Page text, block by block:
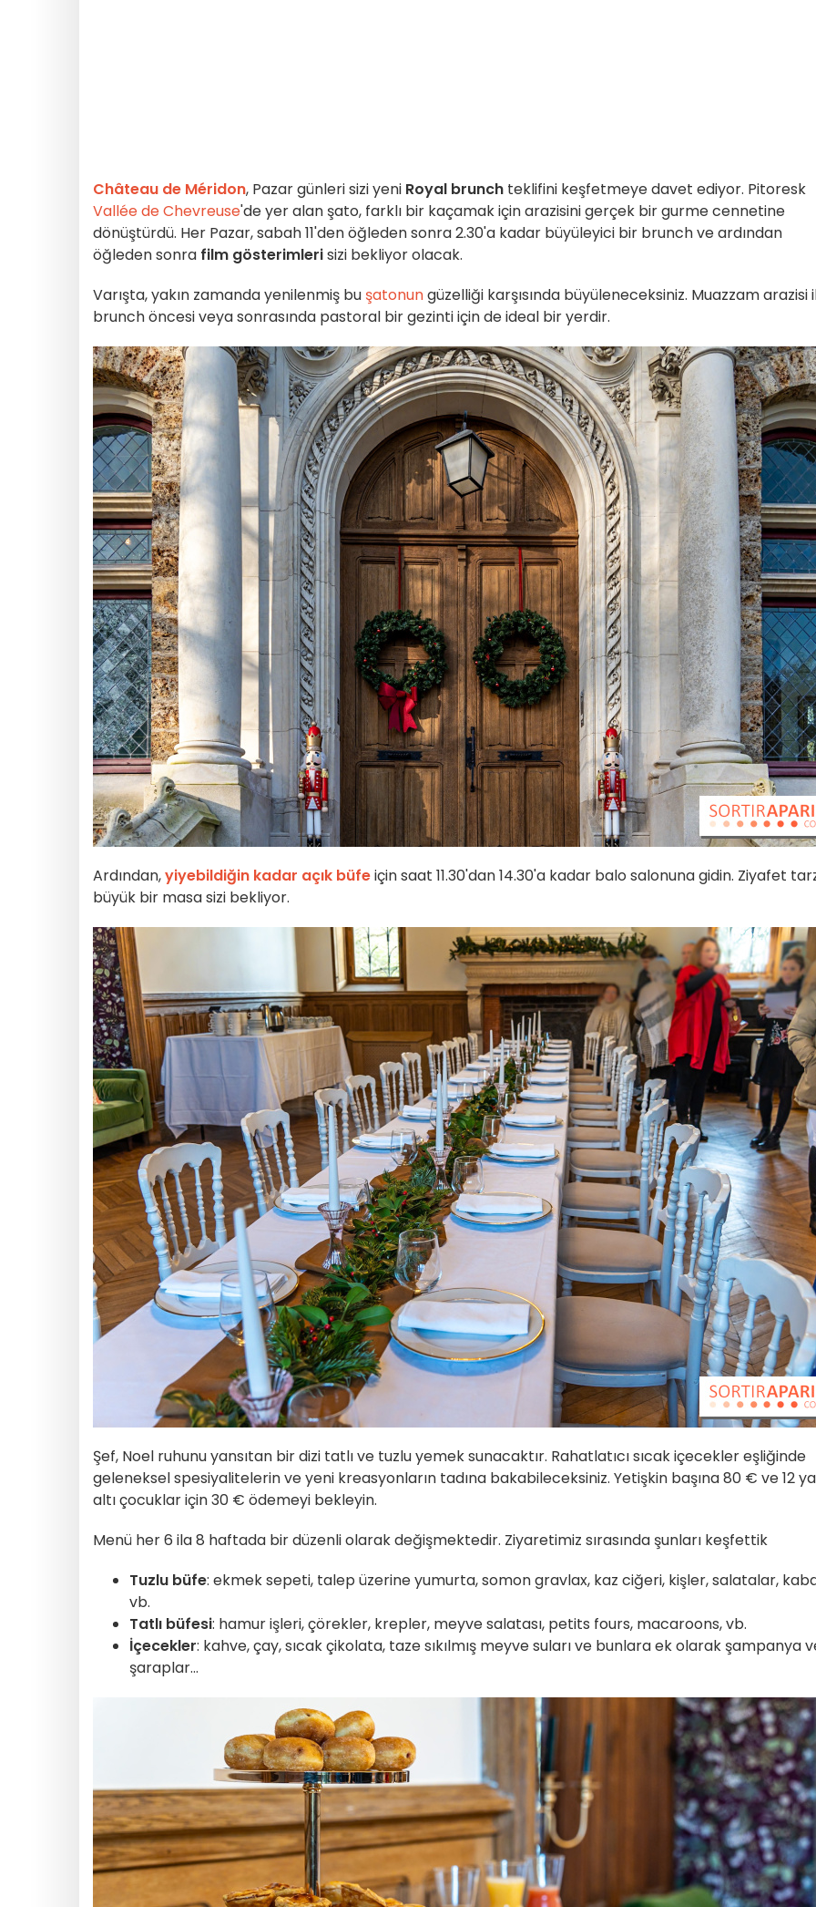
Château de Méridon, Pazar günleri sizi yeni Royal brunch teklifini keşfetmeye davet ediyor. Pitoresk
Vallée de Chevreuse'de yer alan şato, farklı bir kaçamak için arazisini gerçek bir gurme cennetine
dönüştürdü. Her Pazar, sabah 11'den öğleden sonra 2.30'a kadar büyüleyici bir brunch ve ardından
öğleden sonra film gösterimlerisizi bekliyor olacak.
Varışta, yakın zamanda yenilenmiş bu şatonungüzelliği karşısında büyüleneceksiniz. Muazzam arazisi
brunch öncesi veya sonrasında pastoral bir gezinti için de ideal bir yerdir.
Ardından,yiyebildiğin kadar açık büfeiçin saat 11.30'dan 14.30'a kadar balo salonuna gidin. Ziyafet
büyük bir masa sizi bekliyor.
Şef, Noel ruhunu yansıtan bir dizi tatlı ve tuzlu yemek sunacaktır. Rahatlatıcı sıcak içecekler eşliğinde
geleneksel spesiyalitelerin ve yeni kreasyonların tadına bakabileceksiniz. Yetişkin başına 80 € ve 12
altı çocuklar için 30 € ödemeyi bekleyin.
Menü her 6 ila 8 haftada bir düzenli olarak değişmektedir. Ziyaretimiz sırasında şunları keşfettik
Tuzlu büfe: ekmek sepeti, talep üzerine yumurta, somon gravlax, kaz ciğeri, kişler, salatalar,
vb.
Tatlı büfesi: hamur işleri, çörekler, krepler, meyve salatası, petits fours, macaroons, vb.
İçecekler: kahve, çay, sıcak çikolata, taze sıkılmış meyve suları ve bunlara ek olarak şampanya
şaraplar...